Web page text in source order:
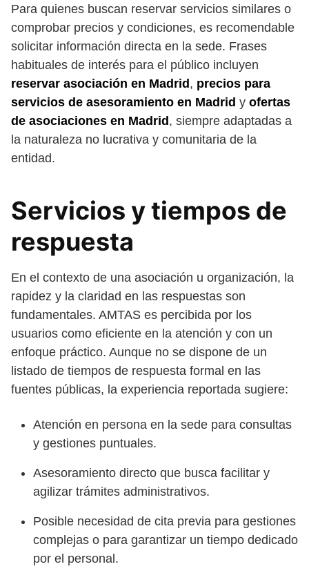
Para quienes buscan reservar servicios similares o
comprobar precios y condiciones, es recomendable
solicitar información directa en la sede. Frases
habituales de interés para el público incluyen
reservar asociación en Madrid , precios para
servicios de asesoramiento en Madrid y ofertas
de asociaciones en Madrid , siempre adaptadas a
la naturaleza no lucrativa y comunitaria de la
entidad.
Servicios y tiempos de
respuesta
En el contexto de una asociación u organización, la
rapidez y la claridad en las respuestas son
fundamentales. AMTAS es percibida por los
usuarios como eficiente en la atención y con un
enfoque práctico. Aunque no se dispone de un
listado de tiempos de respuesta formal en las
fuentes públicas, la experiencia reportada sugiere:
Atención en persona en la sede para consultas
y gestiones puntuales.
Asesoramiento directo que busca facilitar y
agilizar trámites administrativos.
Posible necesidad de cita previa para gestiones
complejas o para garantizar un tiempo dedicado
por el personal.